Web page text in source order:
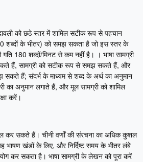
को छठे स्तर में शामिल सटीक रूप से पहचान
शब्दों के भीतर) को समझ सकता है जो इस स्तर के
180 शब्दों/मिनट से कम नहीं है। । भाषा सामग्री
हैं, सामग्री को सटीक रूप से समझ सकते हैं, और
हैं; संदर्भ के माध्यम से शब्द के अर्थ का अनुमान
का अनुमान लगाते हैं, और मूल सामग्री को शामिल
करें।
कर सकते हैं। चीनी वर्णों की संरचना का अधिक कुशल
खंडों के लिए, और निर्दिष्ट समय के भीतर लंबे
कर सकता है। भाषा सामग्री के लेखन को पूरा करें